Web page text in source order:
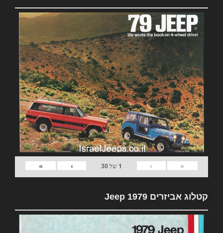
«
‹
1 של30
›
»
קטלוג אביזרים 1979 Jeep